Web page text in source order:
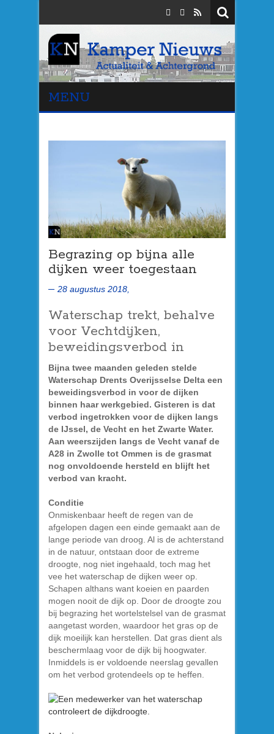
MENU
Begrazing op bijna alle
dijken weer toegestaan
28 augustus 2018,
Waterschap trekt, behalve
voor Vechtdijken,
beweidingsverbod in
Bijna twee maanden geleden stelde
Waterschap Drents Overijsselse Delta een
beweidingsverbod in voor de dijken
binnen haar werkgebied. Gisteren is dat
verbod ingetrokken voor de dijken langs
de IJssel, de Vecht en het Zwarte Water.
Aan weerszijden langs de Vecht vanaf de
A28 in Zwolle tot Ommen is de grasmat
nog onvoldoende hersteld en blijft het
verbod van kracht.
Conditie
Onmiskenbaar heeft de regen van de
afgelopen dagen een einde gemaakt aan de
lange periode van droog. Al is de achterstand
in de natuur, ontstaan door de extreme
droogte, nog niet ingehaald, toch mag het
vee het waterschap de dijken weer op.
Schapen althans want koeien en paarden
mogen nooit de dijk op. Door de droogte zou
bij begrazing het wortelstelsel van de grasmat
aangetast worden, waardoor het gras op de
dijk moeilijk kan herstellen. Dat gras dient als
beschermlaag voor de dijk bij hoogwater.
Inmiddels is er voldoende neerslag gevallen
om het verbod grotendeels op te heffen.